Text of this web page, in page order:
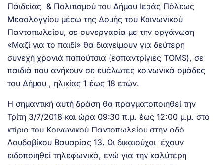
Παιδείας & Πολιτισμού του Δήμου Ιεράς Πόλεως
Μεσολογγίου μέσω της Δομής του Κοινωνικού
Παντοπωλείου, σε συνεργασία με την οργάνωση
«Μαζί για το παιδί» θα διανείμουν για δεύτερη
συνεχή χρονιά παπούτσια (εσπαντρίγιες TOMS), σε
παιδιά που ανήκουν σε ευάλωτες κοινωνικά ομάδες
του Δήμου , ηλικίας 1 έως 18 ετών.
Η σημαντική αυτή δράση θα πραγματοποιηθεί την
Τρίτη 3/7/2018 και ώρα 09:30 π.μ. έως 12:00 μ.μ. στο
κτίριο του Κοινωνικού Παντοπωλείου στην οδό
Λουδοβίκου Βαυαρίας 13. Οι δικαιούχοι έχουν
ειδοποιηθεί τηλεφωνικά, ενώ για την καλύτερη